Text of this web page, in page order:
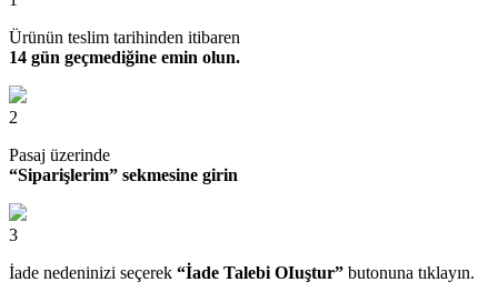
Ürünün teslim tarihinden itibaren
14 gün geçmediğine emin olun.
2
Pasaj üzerinde
“Siparişlerim” sekmesine girin
3
İade nedeninizi seçerek “İade Talebi OIuştur” butonuna tıklayın.